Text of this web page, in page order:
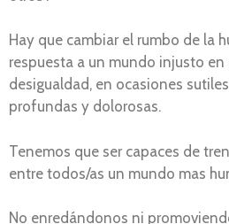
Hay que cambiar el rumbo de la
respuesta a un mundo injusto en
desigualdad, en ocasiones
profundas y dolorosas.
Tenemos que ser capaces de
entre todos/as un mundo mas
No enredándonos ni